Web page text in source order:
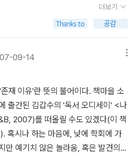
나'로 살기로 결심한다. 자신의 감정을
로 결심한 것이다. 이 책의 마지막 에
는 이렇게 독백한다. '하긴 사랑이나
이란 말의 뜻도 가볍다. -중략- 그러므
며 누구의 배신이 더 심각한가 따위 ,
는 일은 무의미하다. 그런 것을 따지다
도하진 않았따 할지라도 누군가를 배
하다는 결론에 이를지도 모른다. 마치
는 것처럼 심상하게 얽혀 짜여져 있지
이 되지 않고 살기란 불가능한 것처
법이니까' - [새의 선물] 중에서 - 세상
네요. 은희경 작가의 에세이는 처음이
세이만큼 그 사람의 생각이나 취향을
친숙함을 느끼고 좋아하게 되었는데
당히 매력적이더라구요. 짤막한 글 속
수 있고, 작가의 사생활이 어느 정도
구요.읽은 책들도 워낙 좋은 작품들이
들도읽고 싶다는 욕심은 드는데 그게
에요.오늘 몇번째로 방문했던 어떤 집
에 좋은 책들이 가득가득꽂혔더라구
더 환하고 더 밝게 느껴지더라구요.
대에는 사회전반의 공정함과 정의로
더욱 커져만 가고 있다. 이제 우리나
론이 많이 화두에 오르고 그 담론을 제
는 제도들이 많이 생기길 기대해 본
늘을 말하다>검찰공화국 대한민국 /
역할과 검찰이 우리에게 미치는 영
못했는데, 이 책을 읽으면서 검찰이
인지에 대해 알게 해주더군요. jinwon
수 / 모티브제목은 탈무드에 나오는
들이 서로 섞일 수밖에 없는 사회에서
년동아일보 '이중주' 등단. - 최신작:
』(창비, 2007/04/05)- 그외 작품 다
기고 죄과를 묻느라...남들이 그렇게
돌아보면 사실은 나부터도 그랬던
보는 시간이 더 많아진다. 언제나 내면
대로 들여다보았을까.마이너와 메이
이나, 일들로도 삶은 이루어지기에 간
보는 밤이다. 눈이 아파온다.-4340.1
자정. (07131-166)
더보기
09-14
재 이유'란 뜻의 불어이다. 책마을 소
출간된 김갑수의 '독서 오디세이' <나
2007)를 떠올릴 수도 있겠다(이 책
혹시나 하는 마음에, 낮에 학회에 가
만 예기치 않은 놀라움, 혹은 발견의